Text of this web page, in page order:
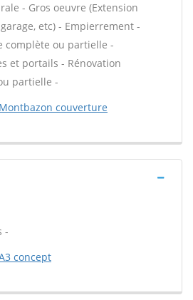
- Gros oeuvre (Extension
etc) - Empierrement -
complète ou partielle -
et portails - Rénovation
partielle -
Montbazon couverture
-
concept